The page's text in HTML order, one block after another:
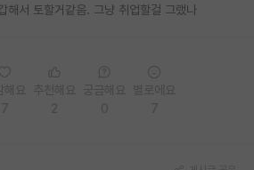
해서 토할거같음. 그냥 취업할걸 그랬나